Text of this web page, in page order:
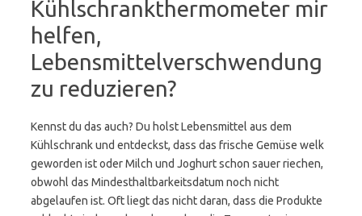
Kühlschrankthermometer mir
helfen,
Lebensmittelverschwendung
zu reduzieren?
Kennst du das auch? Du holst Lebensmittel aus dem
Kühlschrank und entdeckst, dass das frische Gemüse welk
geworden ist oder Milch und Joghurt schon sauer riechen,
obwohl das Mindesthaltbarkeitsdatum noch nicht
abgelaufen ist. Oft liegt das nicht daran, dass die Produkte